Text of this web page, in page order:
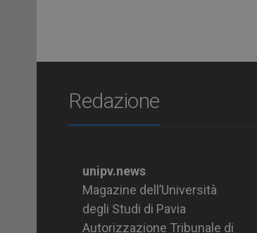
Redazione
unipv.news
Magazine dell’Università
degli Studi di Pavia
Autorizzazione Tribunale di